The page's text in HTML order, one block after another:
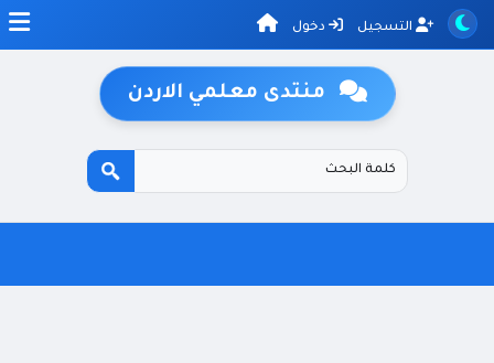
التسجيل دخول
منتدى معلمي الاردن